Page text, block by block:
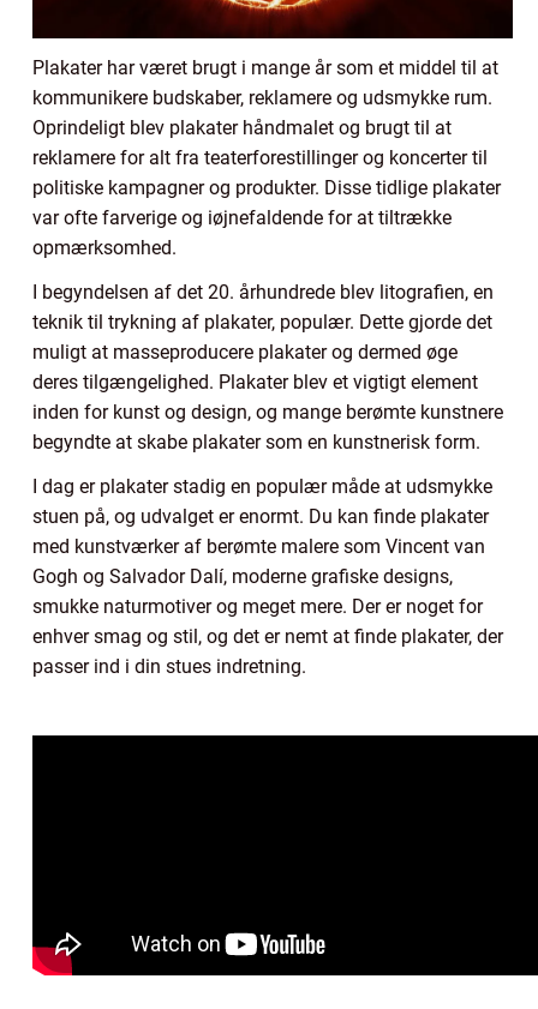
Plakater har været brugt i mange år som et middel til at
kommunikere budskaber, reklamere og udsmykke rum.
Oprindeligt blev plakater håndmalet og brugt til at
reklamere for alt fra teaterforestillinger og koncerter til
politiske kampagner og produkter. Disse tidlige plakater
var ofte farverige og iøjnefaldende for at tiltrække
opmærksomhed.
I begyndelsen af det 20. århundrede blev litografien, en
teknik til trykning af plakater, populær. Dette gjorde det
muligt at masseproducere plakater og dermed øge
deres tilgængelighed. Plakater blev et vigtigt element
inden for kunst og design, og mange berømte kunstnere
begyndte at skabe plakater som en kunstnerisk form.
I dag er plakater stadig en populær måde at udsmykke
stuen på, og udvalget er enormt. Du kan finde plakater
med kunstværker af berømte malere som Vincent van
Gogh og Salvador Dalí, moderne grafiske designs,
smukke naturmotiver og meget mere. Der er noget for
enhver smag og stil, og det er nemt at finde plakater, der
passer ind i din stues indretning.